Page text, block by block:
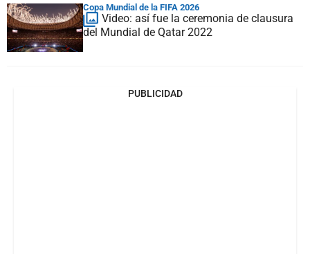
Copa Mundial de la FIFA 2026
Video: así fue la ceremonia de clausura
del Mundial de Qatar 2022
PUBLICIDAD